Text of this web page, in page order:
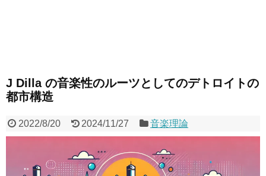
J Dilla の音楽性のルーツとしてのデトロイトの
都市構造
2022/8/20 2024/11/27 音楽理論